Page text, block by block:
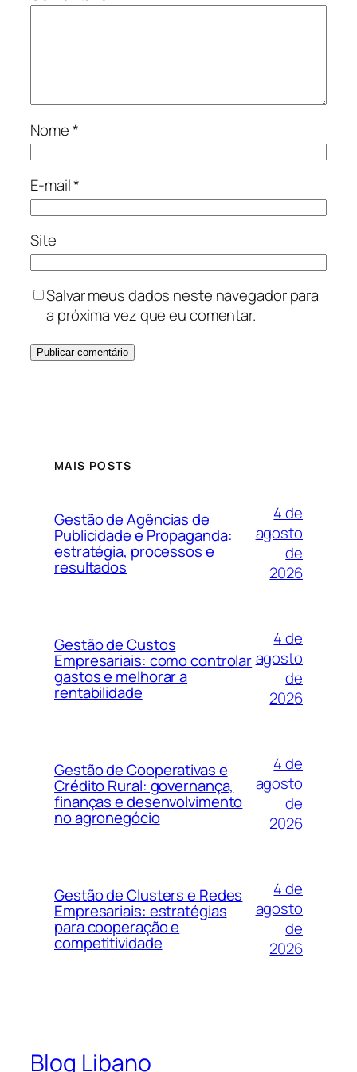
Nome*
E-mail*
Site
Salvar meus dados neste navegador para
a próxima vez que eu comentar.
MAIS POSTS
Gestão de Agências de
Publicidade e Propaganda:
estratégia, processos e
resultados
4 de
agosto
de
2026
Gestão de Custos
Empresariais: como controlar
gastos e melhorar a
rentabilidade
4 de
agosto
de
2026
Gestão de Cooperativas e
Crédito Rural: governança,
finanças e desenvolvimento
no agronegócio
4 de
agosto
de
2026
Gestão de Clusters e Redes
Empresariais: estratégias
para cooperação e
competitividade
4 de
agosto
de
2026
Blog Libano